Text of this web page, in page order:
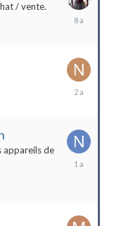
/ vente.
18
appareils de